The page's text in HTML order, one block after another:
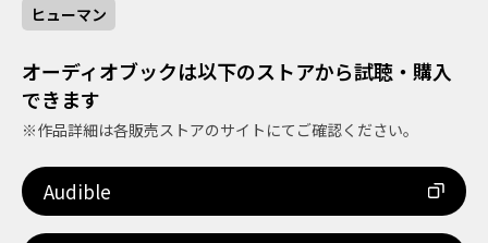
ヒューマン
オーディオブックは以下のストアから試聴・購入
できます
※作品詳細は各販売ストアのサイトにてご確認ください。
Audible